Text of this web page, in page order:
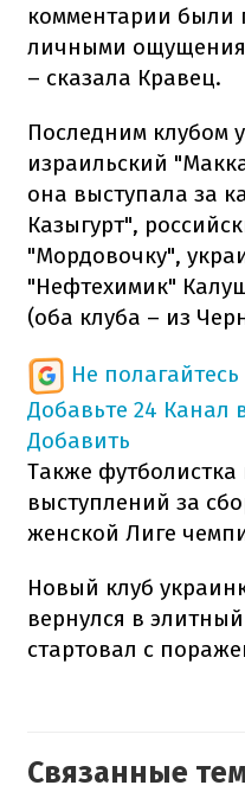
комментарии были
личными
– сказала Кравец.
Последним клубом
израильский
она выступала за
Казыгурт",
"Мордовочку",
"Нефтехимик"
(оба клуба – из
Не
Добавьте 24 Канал
Добавить
Также
выступлений за
женской Лиге
Новый клуб
вернулся в
стартовал с
Связанные